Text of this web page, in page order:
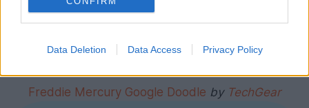
Data Deletion Data Access Privacy Policy
Freddie Mercury Google Doodle by TechGear